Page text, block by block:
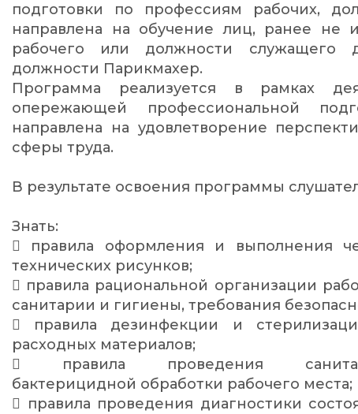
подготовки по профессиям рабочих,
направлена на обучение лиц, ранее не
рабочего или должности служащего
должности Парикмахер.
Программа реализуется в рамках
опережающей профессиональной
направлена на удовлетворение
сферы труда.
В результате освоения программы
Знать:
 правила оформления и выполнения
технических рисунков;
 правила рациональной организации
санитарии и гигиены, требования
 правила дезинфекции и
расходных материалов;
 правила проведения
бактерицидной обработки рабочего места;
 правила проведения диагностики